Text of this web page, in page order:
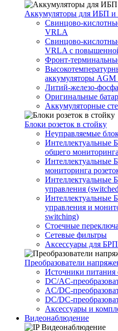
Аккумуляторы для ИБП и
Свинцово-
VRLA
Свинцово-
VRLA с
Фронт-
аккумуляторы
Литий-железо-
Оригинальные
Аккумуляторные
Блоки розеток в стойку
Неуправляемые
Интеллектуальные
общего
Интеллектуальные
мониторинга
Интеллектуальные
управления
Интеллектуальные
управления и
switching)
Стоечные
Сетевые фильтры
Аксессуары для
Преобразователи
Источники
DC/AC-
AC/DC-
DC/DC-
Аксессуары и
Видеонаблюдение